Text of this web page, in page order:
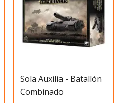
Sola Auxilia - Batallón
Combinado